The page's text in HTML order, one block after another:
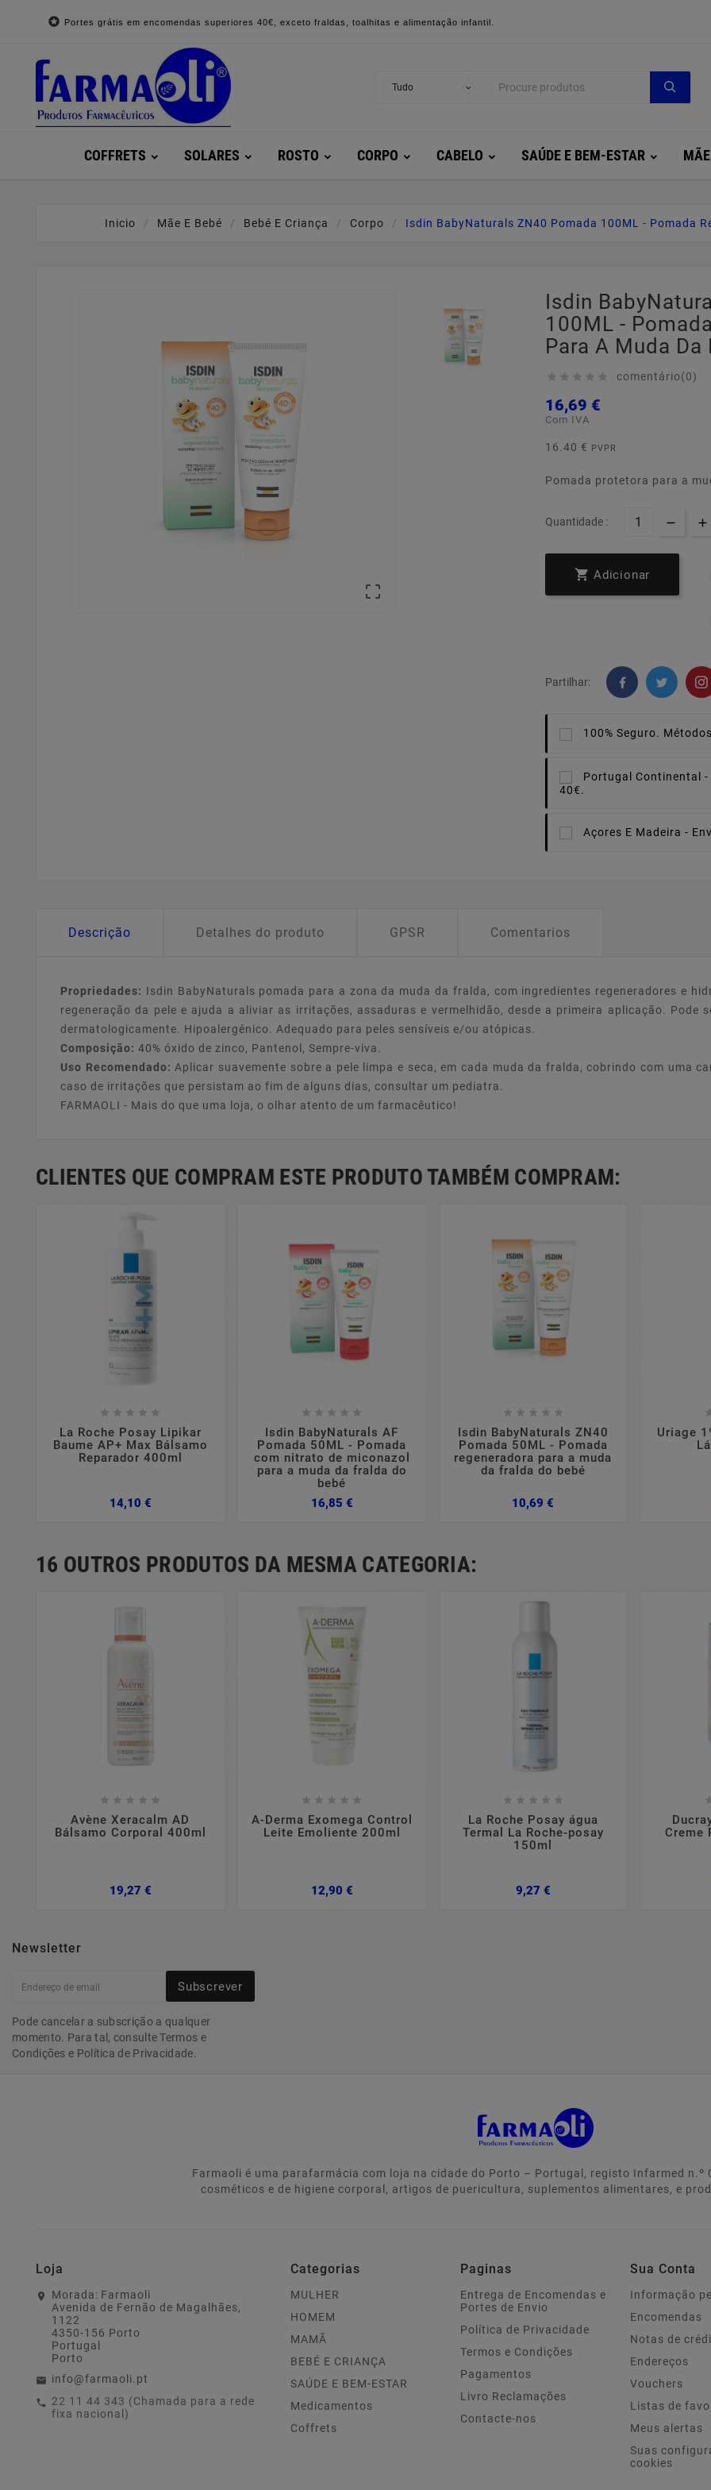
 Portes grátis em encomendas superiores 40€, exceto fraldas, toalhitas e alimentação infantil.
COFFRETS SOLARES ROSTO CORPO CABELO SAÚDE E BEM-ESTAR
Inicio Mãe E Bebé Bebé E Criança Corpo Isdin BabyNaturals ZN40 Pomada 100ML - Pomada

Isdin
100ML -
Para A Muda Da
     comentário(0)
16,69 €
Com IVA
16.40 € PVPR
Pomada protetora para a
Quantidade :
 Adicionar
Partilhar:
100% Seguro.
Portugal Continental -
40€.
Açores E Madeira -
Descrição Detalhes do produto GPSR Comentarios
Propriedades: Isdin BabyNaturals pomada para a zona da muda da fralda, com ingredientes regeneradores e
regeneração da pele e ajuda a aliviar as irritações, assaduras e vermelhidão, desde a primeira aplicação. Pode
dermatologicamente. Hipoalergénico. Adequado para peles sensíveis e/ou atópicas.
Composição: 40% óxido de zinco, Pantenol, Sempre-viva.
Uso Recomendado: Aplicar suavemente sobre a pele limpa e seca, em cada muda da fralda, cobrindo com uma
caso de irritações que persistam ao fim de alguns dias, consultar um pediatra.
FARMAOLI - Mais do que uma loja, o olhar atento de um farmacêutico!
CLIENTES QUE COMPRAM ESTE PRODUTO TAMBÉM COMPRAM:
    
La Roche Posay Lipikar
Baume AP+ Max Bálsamo
Reparador 400ml
14,10 €Preço
    
Isdin BabyNaturals AF
Pomada 50ML - Pomada
com nitrato de miconazol
para a muda da fralda do
bebé
16,85 €Preço
    
Isdin BabyNaturals ZN40
Pomada 50ML - Pomada
regeneradora para a muda
da fralda do bebé
10,69 €
Uriage
16 OUTROS PRODUTOS DA MESMA CATEGORIA:
    
Avène Xeracalm AD
Bálsamo Corporal 400ml
19,27 €Preço
    
A-Derma Exomega Control
Leite Emoliente 200ml
12,90 €Preço
    
La Roche Posay água
Termal La Roche-posay
150ml
9,27 €Preço
Creme
Newsletter
Subscrever
Pode cancelar a subscrição a qualquer
momento. Para tal, consulte Termos e
Condições e Política de Privacidade.
Farmaoli é uma parafarmácia com loja na cidade do Porto – Portugal, registo Infarmed n.º
cosméticos e de higiene corporal, artigos de puericultura, suplementos alimentares, e
Loja
Morada: Farmaoli
Avenida de Fernão de Magalhães,
1122
4350-156 Porto
Portugal
Porto
info@farmaoli.pt
22 11 44 343 (Chamada para a rede
fixa nacional)
Categorias
MULHER
HOMEM
MAMÃ
BEBÉ E CRIANÇA
SAÚDE E BEM-ESTAR
Medicamentos
Coffrets
Paginas
Entrega de Encomendas e
Portes de Envio
Política de Privacidade
Termos e Condições
Pagamentos
Livro Reclamações
Contacte-nos
Sua Conta
Informação
Encomendas
Notas de
Endereços
Vouchers
Listas de
Meus alertas
Suas
cookies